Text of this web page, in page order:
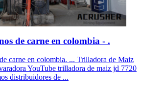
de carne en colombia - .
carne en colombia. ... Trilladora de Maiz
YouTube trilladora de maiz jd 7720
distribuidores de ...